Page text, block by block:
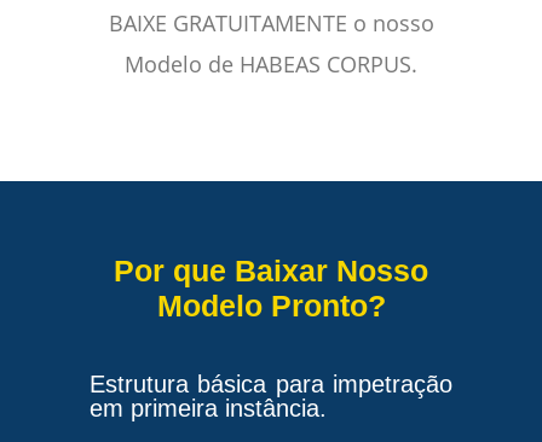
BAIXE GRATUITAMENTE o nosso
Modelo de HABEAS CORPUS.
Por que Baixar Nosso
Modelo Pronto?
Estrutura básica para impetração
em primeira instância.